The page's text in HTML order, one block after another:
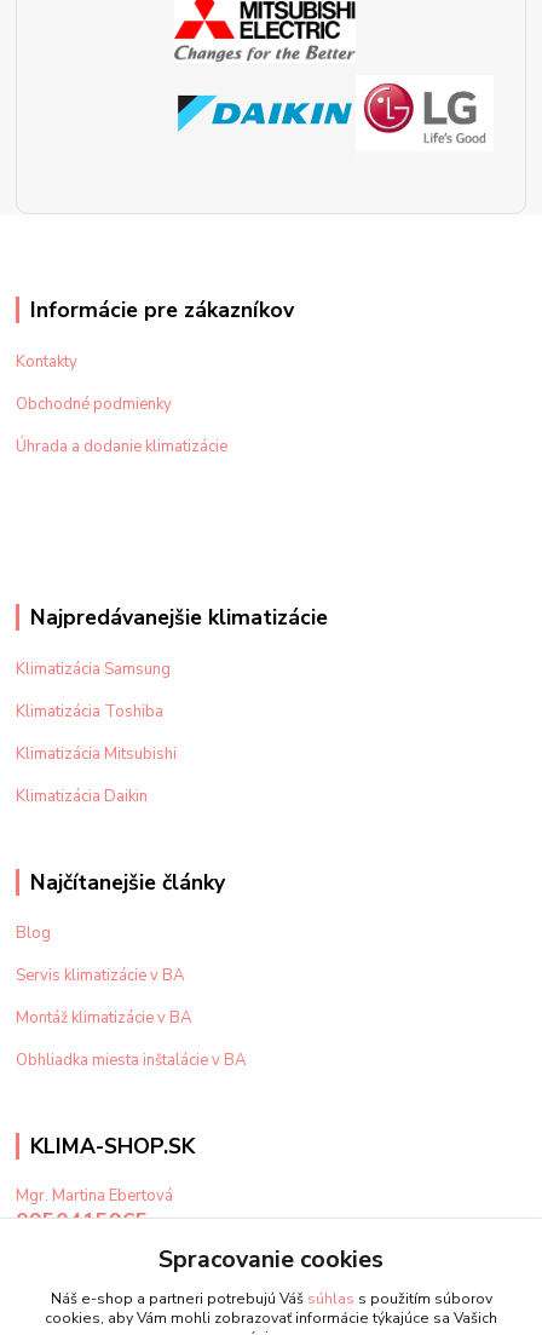
Informácie pre zákazníkov
Kontakty
Obchodné podmienky
Úhrada a dodanie klimatizácie
Najpredávanejšie klimatizácie
Klimatizácia Samsung
Klimatizácia Toshiba
Klimatizácia Mitsubishi
Klimatizácia Daikin
Najčítanejšie články
Blog
Servis klimatizácie v BA
Montáž klimatizácie v BA
Obhliadka miesta inštalácie v BA
KLIMA-SHOP.SK
Mgr. Martina Ebertová
0950415965
klima@klima-shop.sk
Spracovanie cookies
Náš e-shop a partneri potrebujú Váš súhlas s použitím súborov
cookies, aby Vám mohli zobrazovať informácie týkajúce sa Vašich